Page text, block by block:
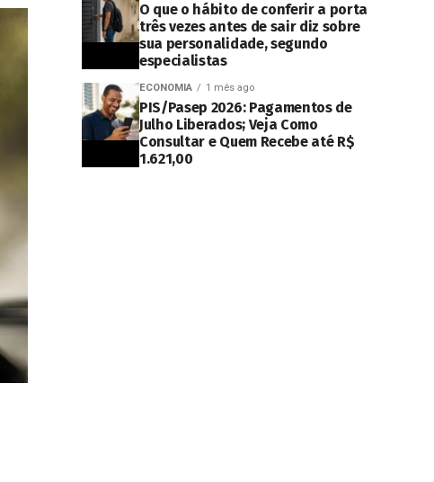
O que o hábito de conferir a porta
três vezes antes de sair diz sobre
sua personalidade, segundo
especialistas
ECONOMIA 1 mês ago
PIS/Pasep 2026: Pagamentos de
Julho Liberados; Veja Como
Consultar e Quem Recebe até R$
1.621,00